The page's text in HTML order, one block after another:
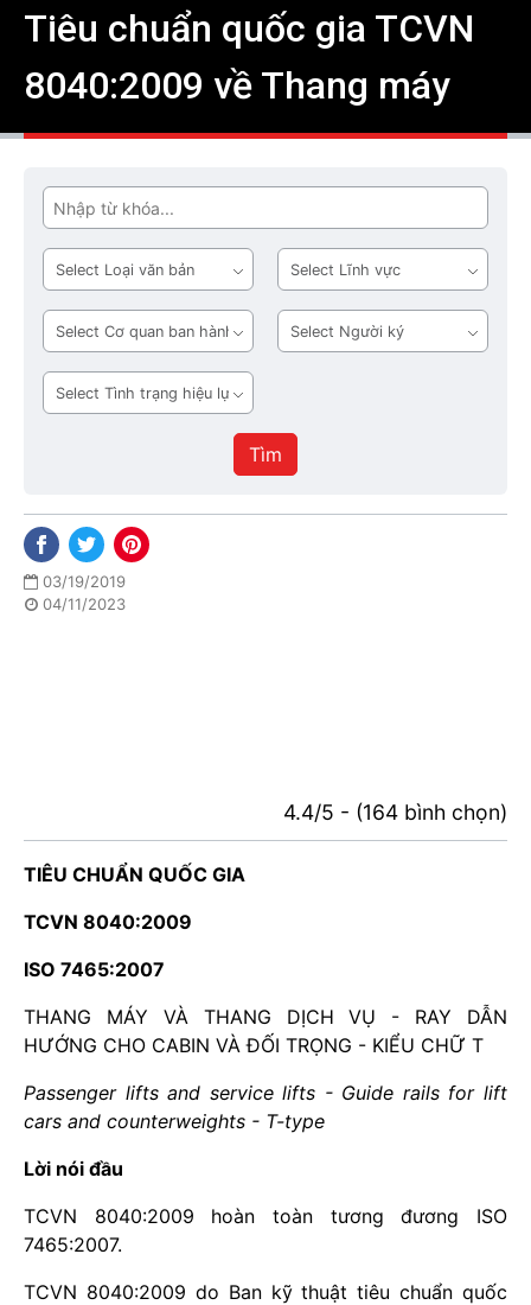
Tiêu chuẩn quốc gia TCVN
8040:2009 về Thang máy
Tìm
Loại
văn
bản
Lĩnh
vực
Cơ
quan
ban
hành
Người
ký
Tình
trạng
Tìm
03/19/2019
04/11/2023
4.4/5 - (164 bình chọn)
TIÊU CHUẨN QUỐC GIA
TCVN 8040:2009
ISO 7465:2007
THANG MÁY VÀ THANG DỊCH VỤ - RAY DẪN
HƯỚNG CHO CABIN VÀ ĐỐI TRỌNG - KIỂU CHỮ T
Passenger lifts and service lifts - Guide rails for lift
cars and counterweights - T-type
Lời nói đầu
TCVN 8040:2009 hoàn toàn tương đương ISO
7465:2007.
TCVN 8040:2009 do Ban kỹ thuật tiêu chuẩn quốc